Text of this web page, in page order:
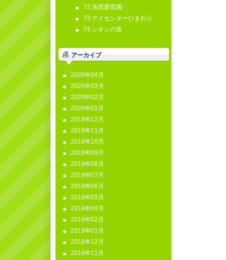
72.洛西愛育園
73.デイセンターひまわり
74.シオンの里
アーカイブ
2020年04月
2020年03月
2020年02月
2020年01月
2019年12月
2019年11月
2019年10月
2019年09月
2019年08月
2019年07月
2019年06月
2019年05月
2019年04月
2019年02月
2019年01月
2018年12月
2018年11月